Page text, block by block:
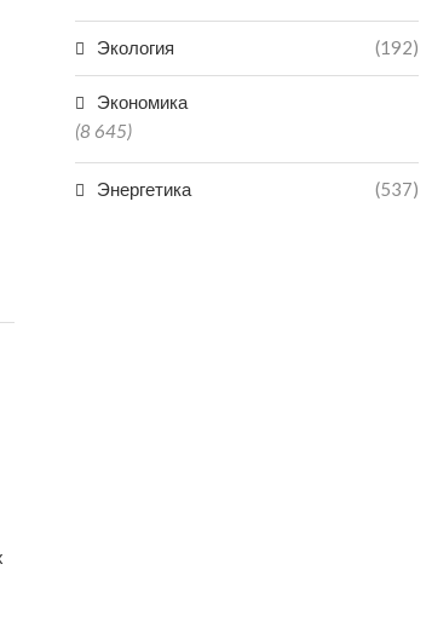
Экология (192)
Экономика
(8 645)
Энергетика (537)